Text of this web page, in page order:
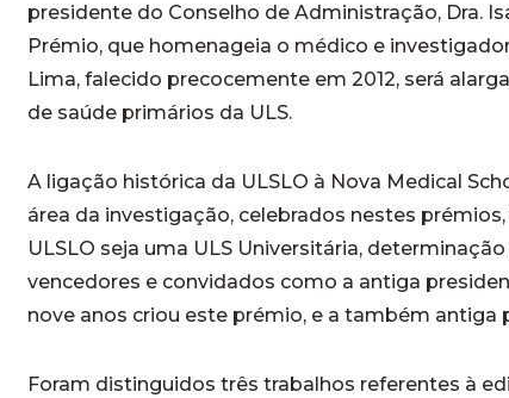
presidente do Conselho de Administração, Dra.
Prémio, que homenageia o médico e
Lima, falecido precocemente em 2012, será
de saúde primários da ULS.
A ligação histórica da ULSLO à Nova Medical
área da investigação, celebrados nestes
ULSLO seja uma ULS Universitária,
vencedores e convidados como a antiga
nove anos criou este prémio, e a também antiga
Foram distinguidos três trabalhos referentes à